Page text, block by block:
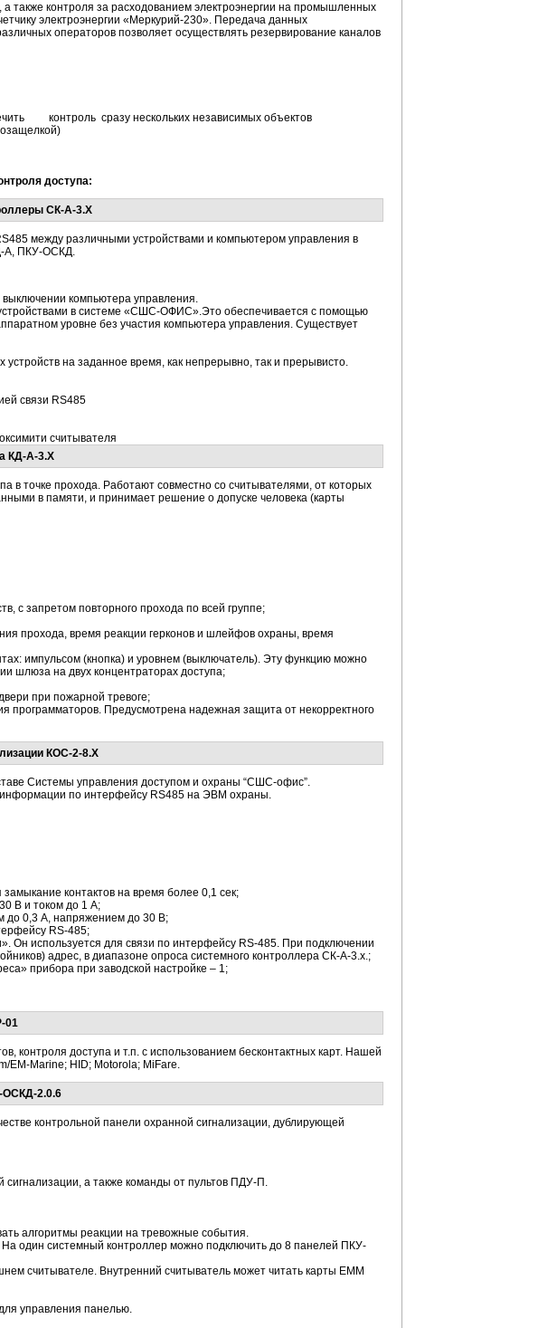
также контроля за расходованием электроэнергии на промышленных
электроэнергии «Меркурий-230». Передача данных
операторов позволяет осуществлять резервирование каналов
контроль сразу нескольких независимых объектов
доступа:
СК-А-3.Х
между различными устройствами и компьютером управления в
А, ПКУ-ОСКД.
компьютера управления.
в системе «СШС-ОФИС».Это обеспечивается с помощью
уровне без участия компьютера управления. Существует
на заданное время, как непрерывно, так и прерывисто.
связи RS485
считывателя
КД-А-3.Х
в точке прохода. Работают совместно со считывателями, от которых
в памяти, и принимает решение о допуске человека (карты
с запретом повторного прохода по всей группе;
прохода, время реакции герконов и шлейфов охраны, время
импульсом (кнопка) и уровнем (выключатель). Эту функцию можно
шлюза на двух концентраторах доступа;
при пожарной тревоге;
Предусмотрена надежная защита от некорректного
КОС-2-8.Х
Системы управления доступом и охраны “СШС-офис”.
по интерфейсу RS485 на ЭВМ охраны.
контактов на время более 0,1 сек;
В и током до 1 А;
до 0,3 А, напряжением до 30 В;
RS-485;
Он используется для связи по интерфейсу RS-485. При подключении
адрес, в диапазоне опроса системного контроллера СК-А-3.х.;
прибора при заводской настройке – 1;
01
контроля доступа и т.п. с использованием бесконтактных карт. Нашей
EM-Marine; HID; Motorola; MiFare.
ОСКД-2.0.6
контрольной панели охранной сигнализации, дублирующей
сигнализации, а также команды от пультов ПДУ-П.
алгоритмы реакции на тревожные события.
один системный контроллер можно подключить до 8 панелей ПКУ-
считывателе. Внутренний считыватель может читать карты ЕММ
управления панелью.